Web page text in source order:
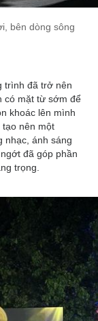
bên dòng sông
trình đã trở nên
có mặt từ sớm để
khoác lên mình
nên một
nhạc, ánh sáng
đã góp phần
trọng.